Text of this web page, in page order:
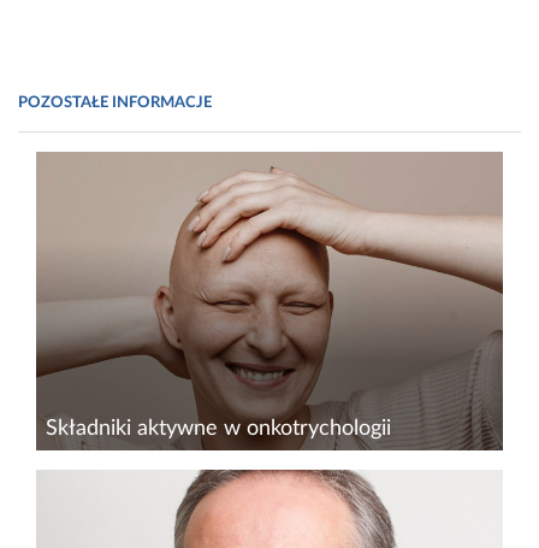
POZOSTAŁE INFORMACJE
Składniki aktywne w onkotrychologii
Obecnie odnotowuje się wzrost
zachorowalności na nowotwory. Jednym z
elementów leczenia nowotworów złośliwych